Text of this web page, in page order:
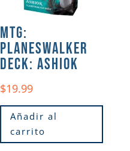
MTG:
PLANESWALKER
DECK: ASHIOK
$19.99
Añadir al
carrito